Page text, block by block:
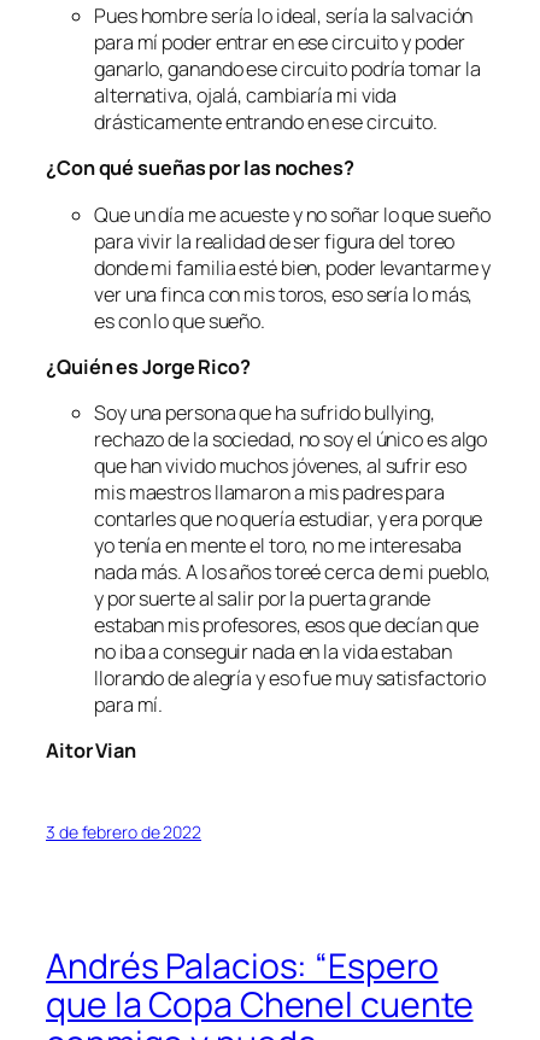
Pues hombre sería lo ideal, sería la salvación
para mí poder entrar en ese circuito y poder
ganarlo, ganando ese circuito podría tomar la
alternativa, ojalá, cambiaría mi vida
drásticamente entrando en ese circuito.
¿Con qué sueñas por las noches?
Que un día me acueste y no soñar lo que sueño
para vivir la realidad de ser figura del toreo
donde mi familia esté bien, poder levantarme y
ver una finca con mis toros, eso sería lo más,
es con lo que sueño.
¿Quién es Jorge Rico?
Soy una persona que ha sufrido bullying,
rechazo de la sociedad, no soy el único es algo
que han vivido muchos jóvenes, al sufrir eso
mis maestros llamaron a mis padres para
contarles que no quería estudiar, y era porque
yo tenía en mente el toro, no me interesaba
nada más. A los años toreé cerca de mi pueblo,
y por suerte al salir por la puerta grande
estaban mis profesores, esos que decían que
no iba a conseguir nada en la vida estaban
llorando de alegría y eso fue muy satisfactorio
para mí.
Aitor Vian
3 de febrero de 2022
Andrés Palacios: “Espero
que la Copa Chenel cuente